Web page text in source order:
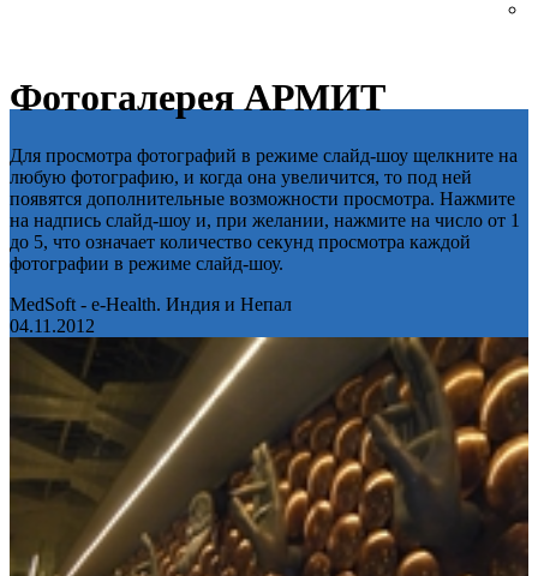
Фотогалерея АРМИТ
Для просмотра фотографий в режиме слайд-шоу щелкните на
любую фотографию, и когда она увеличится, то под ней
появятся дополнительные возможности просмотра. Нажмите
на надпись слайд-шоу и, при желании, нажмите на число от 1
до 5, что означает количество секунд просмотра каждой
фотографии в режиме слайд-шоу.
MedSoft - e-Health. Индия и Непал
04.11.2012